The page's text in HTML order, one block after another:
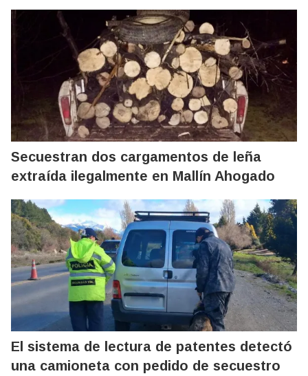
Secuestran dos cargamentos de leña
extraída ilegalmente en Mallín Ahogado
El sistema de lectura de patentes detectó
una camioneta con pedido de secuestro